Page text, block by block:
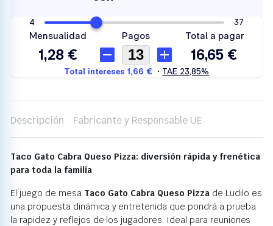
Descripción Fabricante y Responsable UE
Taco Gato Cabra Queso Pizza: diversión rápida y frenética
para toda la familia
El juego de mesa Taco Gato Cabra Queso Pizzade Ludilo es
una propuesta dinámica y entretenida que pondrá a prueba
la rapidez y reflejos de los jugadores. Ideal para reuniones